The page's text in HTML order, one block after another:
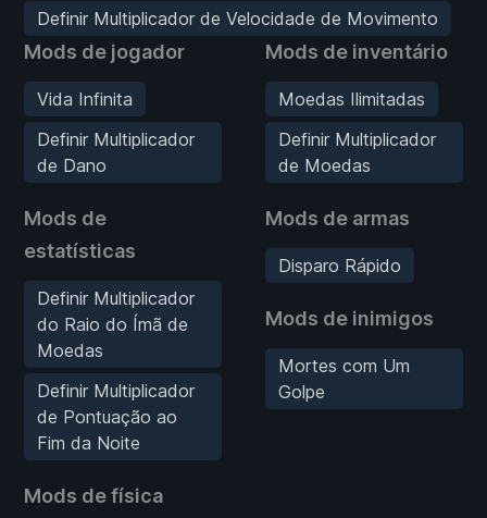
Definir Multiplicador de Velocidade de Movimento
Mods de jogador
Vida Infinita
Definir Multiplicador
de Dano
Mods de
estatísticas
Definir Multiplicador
do Raio do Ímã de
Moedas
Definir Multiplicador
de Pontuação ao
Fim da Noite
Mods de física
Mods de inventário
Moedas Ilimitadas
Definir Multiplicador
de Moedas
Mods de armas
Disparo Rápido
Mods de inimigos
Mortes com Um
Golpe